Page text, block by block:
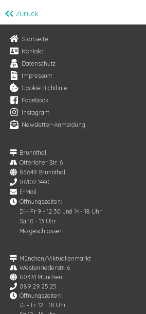
Zurück
Startseite
Kontakt
Datenschutz
Impressum
Cookie Richtlinie
Facebook
Instagram
Newsletter-Anmeldung
Brunnthal
Otterloher Str. 6
85649 Brunnthal
08102 1440
E-Mail
Öffnungszeiten:
Di - Fr 9 - 12.30 und 14 - 18 Uhr
Sa 10 - 13 Uhr
Mo geschlossen
München/Viktualienmarkt
Westenriederstr. 6
80331 München
089 29 25 25
Öffnungszeiten:
Di – Fr 12 - 18 Uhr